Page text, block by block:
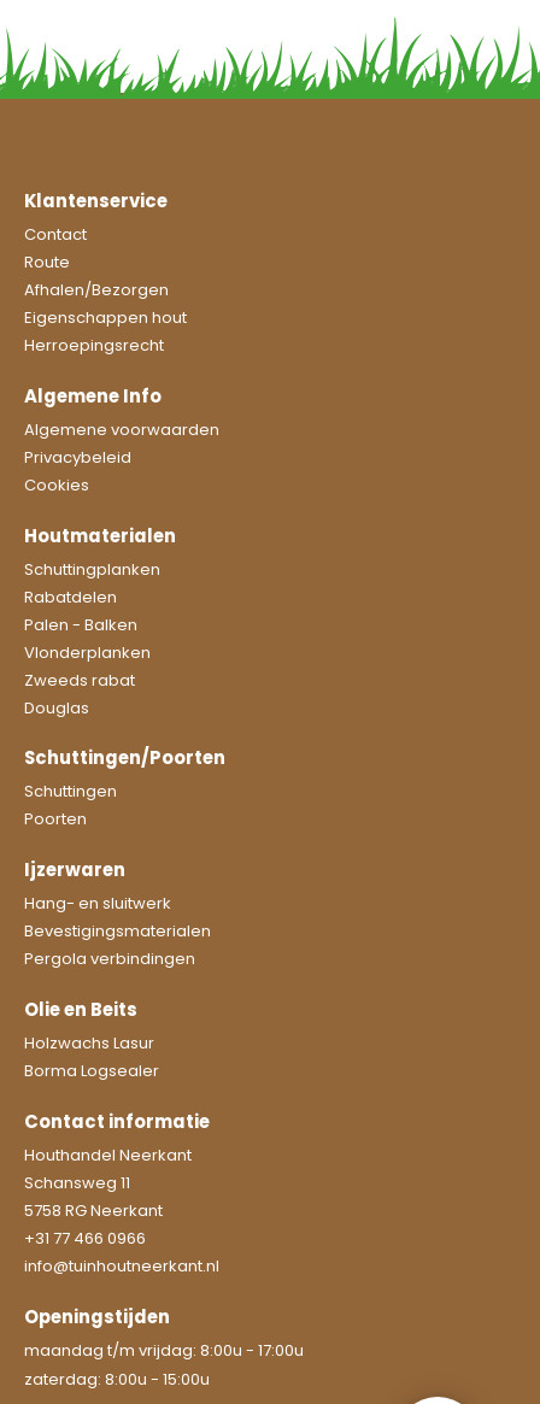
Klantenservice
Contact
Route
Afhalen/Bezorgen
Eigenschappen hout
Herroepingsrecht
Algemene Info
Algemene voorwaarden
Privacybeleid
Cookies
Houtmaterialen
Schuttingplanken
Rabatdelen
Palen - Balken
Vlonderplanken
Zweeds rabat
Douglas
Schuttingen/Poorten
Schuttingen
Poorten
Ijzerwaren
Hang- en sluitwerk
Bevestigingsmaterialen
Pergola verbindingen
Olie en Beits
Holzwachs Lasur
Borma Logsealer
Contact informatie
Houthandel Neerkant
Schansweg 11
5758 RG Neerkant
+31 77 466 0966
info@tuinhoutneerkant.nl
Openingstijden
maandag t/m vrijdag: 8:00u - 17:00u
zaterdag: 8:00u - 15:00u